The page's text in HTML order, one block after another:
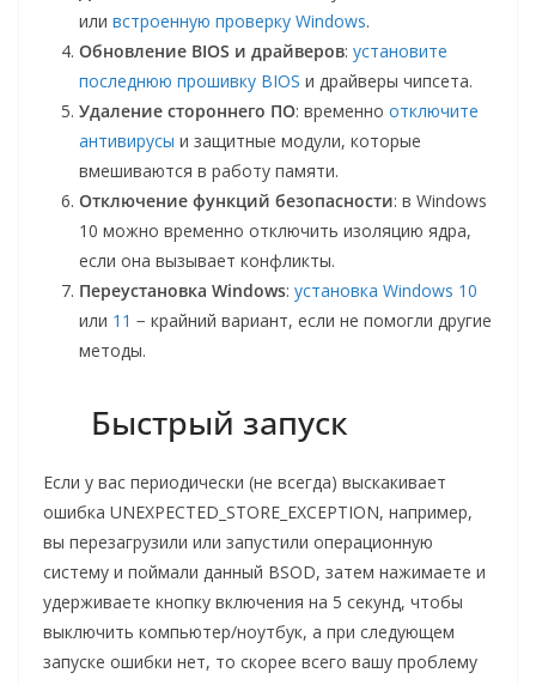
или встроенную проверку Windows.
Обновление BIOS и драйверов: установите
последнюю прошивку BIOS и драйверы чипсета.
Удаление стороннего ПО: временно отключите
антивирусы и защитные модули, которые
вмешиваются в работу памяти.
Отключение функций безопасности: в Windows
10 можно временно отключить изоляцию ядра,
если она вызывает конфликты.
Переустановка Windows: установка Windows 10
или 11 − крайний вариант, если не помогли другие
методы.
Быстрый запуск
Если у вас периодически (не всегда) выскакивает
ошибка UNEXPECTED_STORE_EXCEPTION, например,
вы перезагрузили или запустили операционную
систему и поймали данный BSOD, затем нажимаете и
удерживаете кнопку включения на 5 секунд, чтобы
выключить компьютер/ноутбук, а при следующем
запуске ошибки нет, то скорее всего вашу проблему